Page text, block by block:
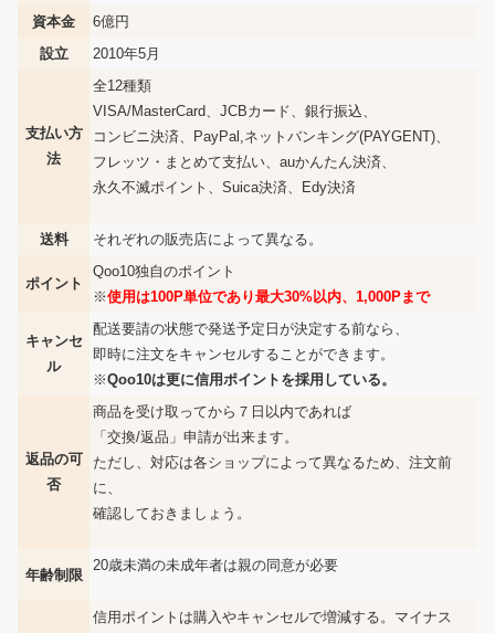
資本金
6億円
設立
2010年5月
支払い方
法
全12種類
VISA/MasterCard、JCBカード、銀行振込、
コンビニ決済、PayPal,ネットバンキング(PAYGENT)、
フレッツ・まとめて支払い、auかんたん決済、
永久不滅ポイント、Suica決済、Edy決済
送料 それぞれの販売店によって異なる。
ポイント
Qoo10独自のポイント
※使用は100P単位であり最大30%以内、1,000Pまで
キャンセ
ル
配送要請の状態で発送予定日が決定する前なら、
即時に注文をキャンセルすることができます。
※Qoo10は更に信用ポイントを採用している。
返品の可
否
商品を受け取ってから７日以内であれば
「交換/返品」申請が出来ます。
ただし、対応は各ショップによって異なるため、注文前
に、
確認しておきましょう。
年齢制限
20歳未満の未成年者は親の同意が必要
信用ポイントは購入やキャンセルで増減する。マイナス